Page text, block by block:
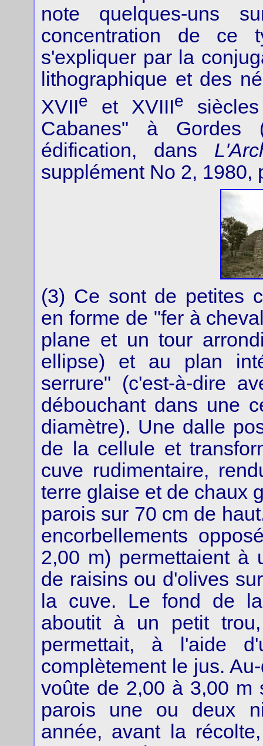
note quelques-uns
concentration de ce
s'expliquer par la
lithographique et des
XVIIe et XVIIIe
Cabanes" à Gordes
édification, dans
supplément No 2, 1980,
(3) Ce sont de petites
en forme de "fer à
plane et un tour
ellipse) et au plan
serrure" (c'est-à-dire
débouchant dans une
diamètre). Une dalle
de la cellule et
cuve rudimentaire,
terre glaise et de chaux
parois sur 70 cm de
encorbellements
2,00 m) permettaient à
de raisins ou d'olives
la cuve. Le fond de
aboutit à un petit
permettait, à l'aide
complètement le jus.
voûte de 2,00 à 3,00 m
parois une ou deux
année, avant la